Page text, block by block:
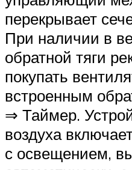
перекрывает
При наличии в
обратной тяги
покупать
встроенным
⇒ Таймер.
воздуха
с освещением,